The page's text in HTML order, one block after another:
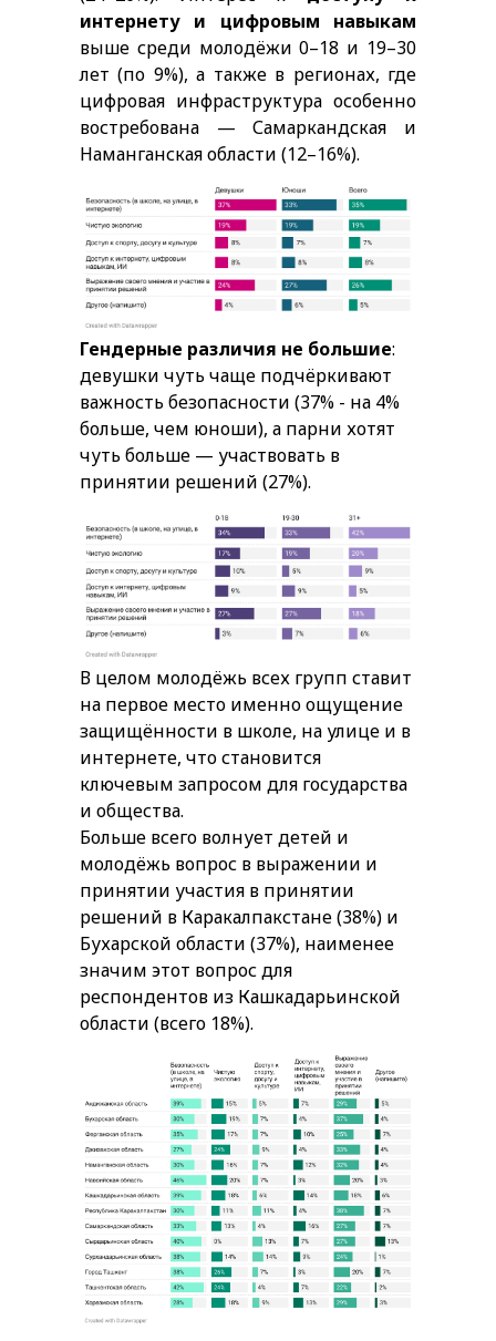
интернету и цифровым навыкам
выше среди молодёжи 0–18 и 19–30
лет (по 9%), а также в регионах, где
цифровая инфраструктура особенно
востребована — Самаркандская и
Наманганская области (12–16%).
Гендерные различия не большие:
девушки чуть чаще подчёркивают
важность безопасности (37% - на 4%
больше, чем юноши), а парни хотят
чуть больше — участвовать в
принятии решений (27%).
В целом молодёжь всех групп ставит
на первое место именно ощущение
защищённости в школе, на улице и в
интернете, что становится
ключевым запросом для государства
и общества.
Больше всего волнует детей и
молодёжь вопрос в выражении и
принятии участия в принятии
решений в Каракалпакстане (38%) и
Бухарской области (37%), наименее
значим этот вопрос для
респондентов из Кашкадарьинской
области (всего 18%).